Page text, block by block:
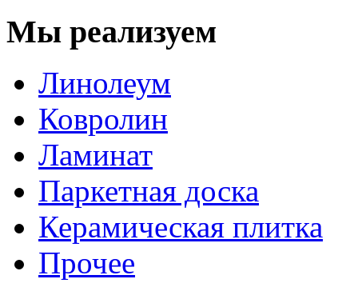
Мы реализуем
Линолеум
Ковролин
Ламинат
Паркетная доска
Керамическая плитка
Прочее